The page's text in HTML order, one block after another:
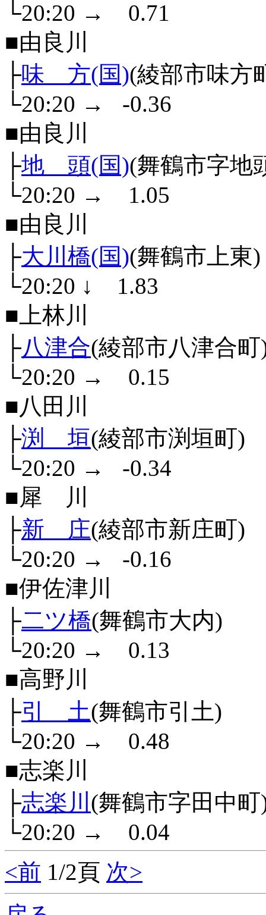
└20:20 →
0.71
■由良川
├味 方(国)(綾部市味方
└20:20 →
-0.36
■由良川
├地 頭(国)(舞鶴市字地
└20:20 →
1.05
■由良川
├大川橋(国)(舞鶴市上東)
└20:20 ↓
1.83
■上林川
├八津合(綾部市八津合町
└20:20 →
0.15
■八田川
├渕 垣(綾部市渕垣町)
└20:20 →
-0.34
■犀 川
├新 庄(綾部市新庄町)
└20:20 →
-0.16
■伊佐津川
├二ツ橋(舞鶴市大内)
└20:20 →
0.13
■高野川
├引 土(舞鶴市引土)
└20:20 →
0.48
■志楽川
├志楽川 (舞鶴市字田中町
└20:20 →
0.04
<前 1/2頁 次>